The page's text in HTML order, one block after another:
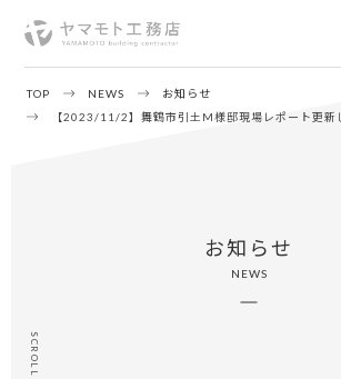
TOP NEWS
お知らせ
【2023/11/2】舞鶴市引土M様邸現場レポート更新
SCROLL
お知らせ
NEWS